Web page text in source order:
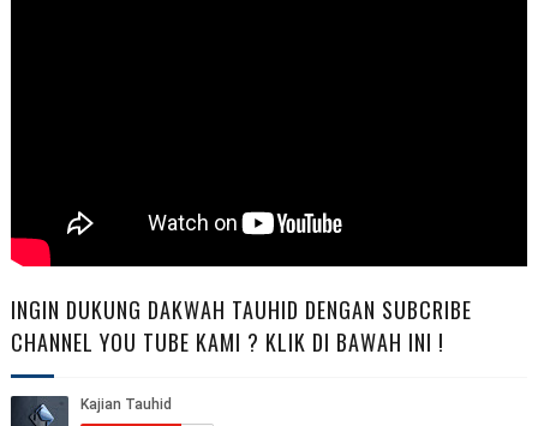
INGIN DUKUNG DAKWAH TAUHID DENGAN SUBCRIBE
CHANNEL YOU TUBE KAMI ? KLIK DI BAWAH INI !